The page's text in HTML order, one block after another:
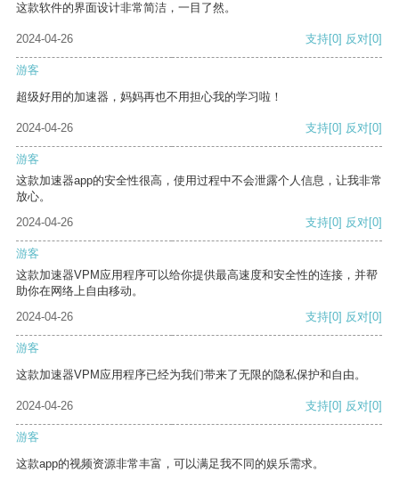
这款软件的界面设计非常简洁，一目了然。
2024-04-26 支持[0] 反对[0]
游客
超级好用的加速器，妈妈再也不用担心我的学习啦！
2024-04-26 支持[0] 反对[0]
游客
这款加速器app的安全性很高，使用过程中不会泄露个人信息，让我非常
放心。
2024-04-26
支持[0] 反对[0]
游客
这款加速器VPM应用程序可以给你提供最高速度和安全性的连接，并帮
助你在网络上自由移动。
2024-04-26
支持[0] 反对[0]
游客
这款加速器VPM应用程序已经为我们带来了无限的隐私保护和自由。
2024-04-26 支持[0] 反对[0]
游客
这款app的视频资源非常丰富，可以满足我不同的娱乐需求。